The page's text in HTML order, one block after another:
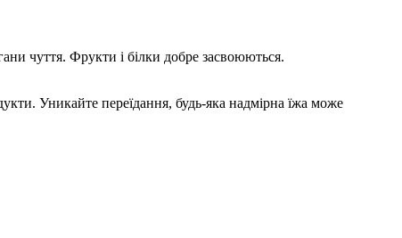
чуття. Фрукти і білки добре засвоюються.
Уникайте переїдання, будь-яка надмірна їжа може